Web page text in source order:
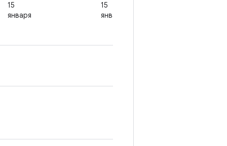
15
января
15
января